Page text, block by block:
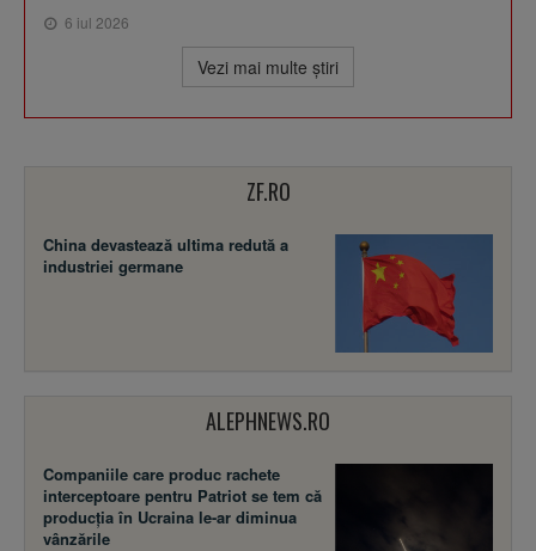
6 iul 2026
Vezi mai multe ştiri
ZF.RO
China devastează ultima redută a
industriei germane
ALEPHNEWS.RO
Companiile care produc rachete
interceptoare pentru Patriot se tem că
producția în Ucraina le-ar diminua
vânzările